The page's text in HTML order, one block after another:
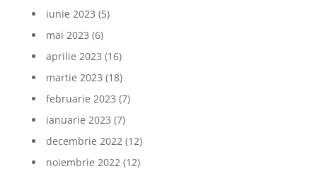
iunie 2023 (5)
mai 2023 (6)
aprilie 2023 (16)
martie 2023 (18)
februarie 2023 (7)
ianuarie 2023 (7)
decembrie 2022(12)
noiembrie 2022(12)